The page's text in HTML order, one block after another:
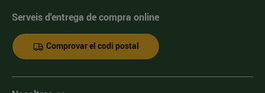
Serveis d'entrega de compra online
Comprovar el codi postal